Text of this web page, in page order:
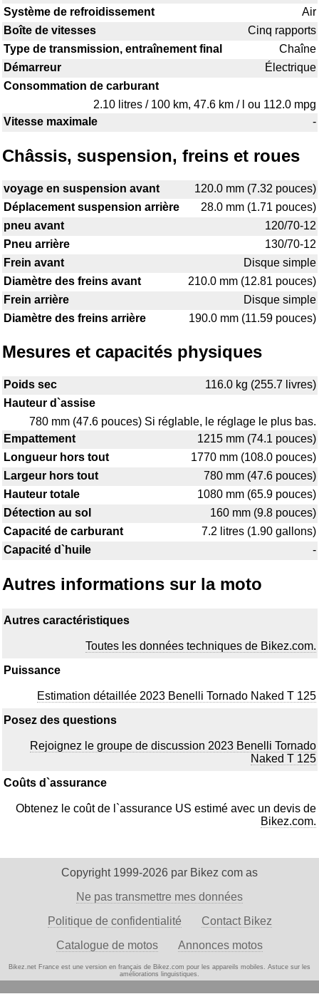
Système de refroidissement
Air
Boîte de vitesses
Cinq rapports
Type de transmission, entraînement final
Chaîne
Démarreur
Électrique
Consommation de carburant
2.10 litres / 100 km, 47.6 km / l ou 112.0 mpg
Vitesse maximale
-
Châssis, suspension, freins et roues
voyage en suspension avant
120.0 mm (7.32 pouces)
Déplacement suspension arrière
28.0 mm (1.71 pouces)
pneu avant
120/70-12
Pneu arrière
130/70-12
Frein avant
Disque simple
Diamètre des freins avant
210.0 mm (12.81 pouces)
Frein arrière
Disque simple
Diamètre des freins arrière
190.0 mm (11.59 pouces)
Mesures et capacités physiques
Poids sec
116.0 kg (255.7 livres)
Hauteur d`assise
780 mm (47.6 pouces) Si réglable, le réglage le plus bas.
Empattement
1215 mm (74.1 pouces)
Longueur hors tout
1770 mm (108.0 pouces)
Largeur hors tout
780 mm (47.6 pouces)
Hauteur totale
1080 mm (65.9 pouces)
Détection au sol
160 mm (9.8 pouces)
Capacité de carburant
7.2 litres (1.90 gallons)
Capacité d`huile
-
Autres informations sur la moto
Autres caractéristiques
Toutes les données techniques de Bikez.com.
Puissance
Estimation détaillée 2023 Benelli Tornado Naked T 125
Posez des questions
Rejoignez le groupe de discussion 2023 Benelli Tornado
Naked T 125
Coûts d`assurance
Obtenez le coût de l`assurance US estimé avec un devis de
Bikez.com.
Copyright 1999-2026 par Bikez com as
Ne pas transmettre mes données
Politique de confidentialité
Contact Bikez
Catalogue de motos
Annonces motos
Bikez.net France est une version en français de Bikez.com pour les appareils mobiles. Astuce sur les
améliorations linguistiques.